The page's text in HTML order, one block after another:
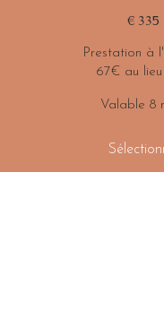
€ 335
Prestation à
67€ au
Valable 8